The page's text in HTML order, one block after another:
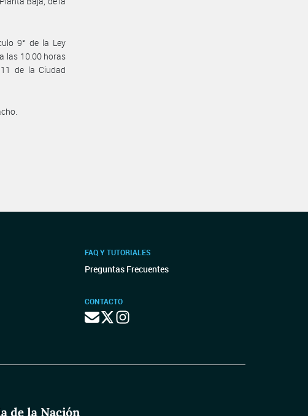
9° de la Ley
las 10.00 horas
de la Ciudad
FAQ Y TUTORIALES
Preguntas Frecuentes
CONTACTO